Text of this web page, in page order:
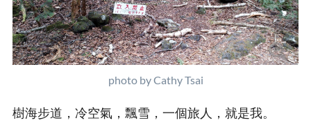
photo by Cathy Tsai
樹海步道，冷空氣，飄雪，一個旅人，就是我。